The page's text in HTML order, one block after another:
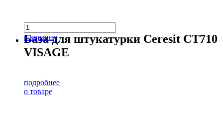
в корзину
База для штукатурки Ceresit CT710
VISAGE
подробнее
о товаре